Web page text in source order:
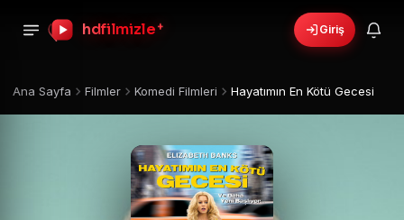
hdfilmizle + Giriş
Ana Sayfa Filmler Komedi Filmleri Hayatımın En Kötü Gecesi